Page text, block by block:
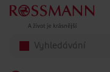
Přeskočit na hlavmní obsah